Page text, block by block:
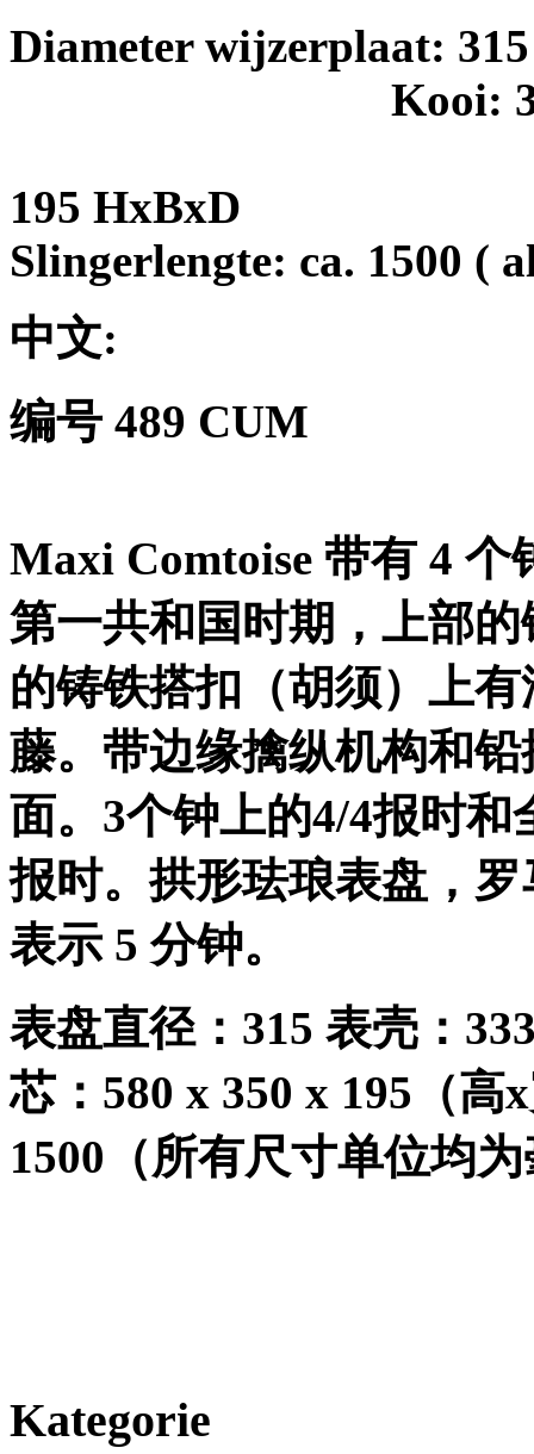
Diameter wijzerplaat: 315
Kooi:
195 HxBxD
Slingerlengte: ca. 1500 (
中文:
编号 489 CUM
Maxi Comtoise 带有 4 个
第一共和国时期，上部
的铸铁搭扣（胡须）上
藤。带边缘擒纵机构和
面。 3个钟上的4/4报时和
报时。拱形珐琅表盘，
表示 5 分钟。
表盘直径： 315 表壳：
芯： 580 x 350 x 195 （高x
1500 （所有尺寸单位均
Kategorie